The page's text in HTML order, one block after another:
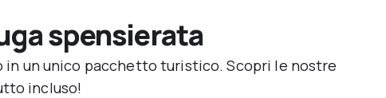
spensierata
un unico pacchetto turistico. Scopri le nostre
incluso!